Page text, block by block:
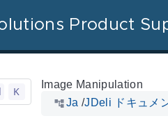
Product
K
Image Manipulation
Ja /JDeli ドキュメ